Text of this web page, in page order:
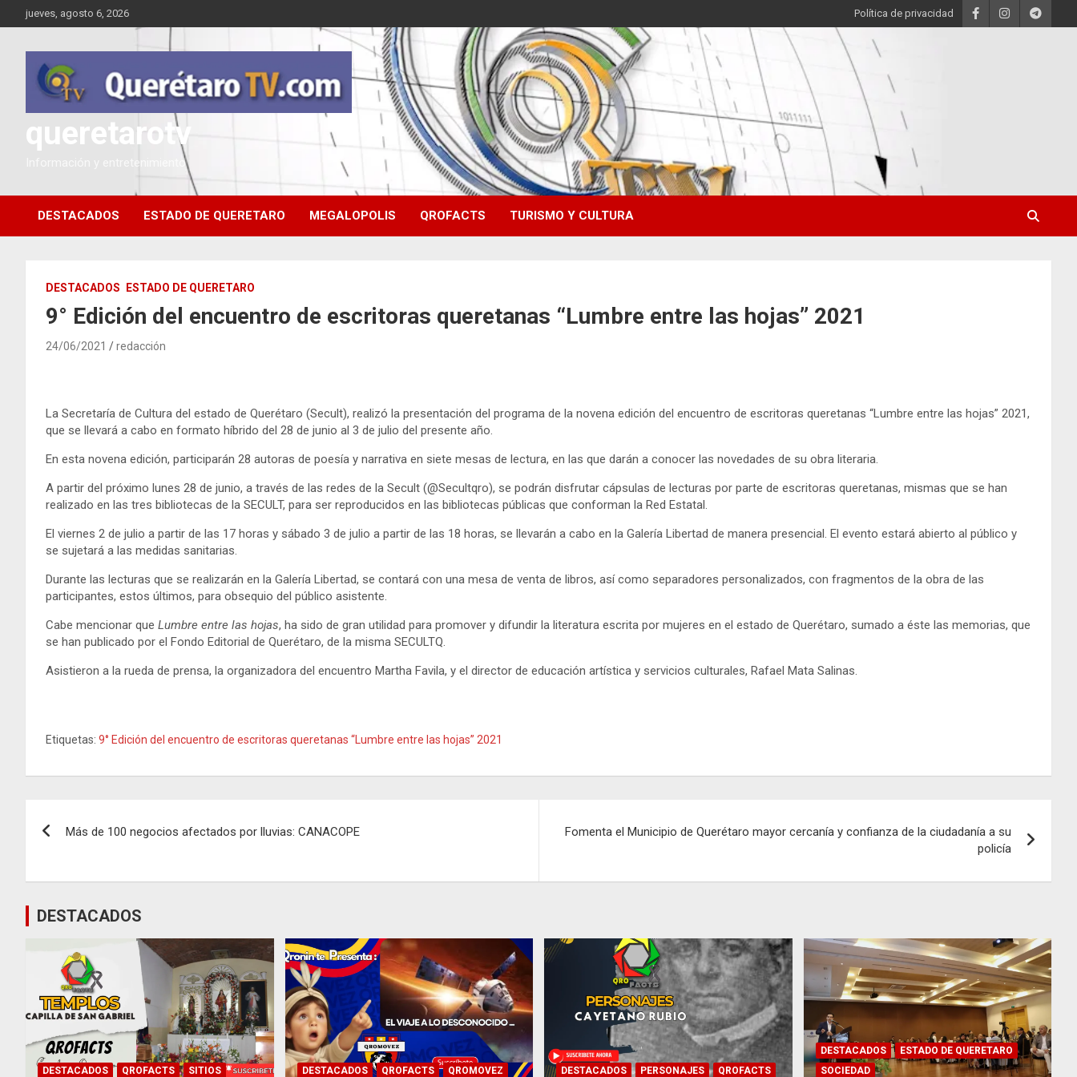
Saltar
al
jueves, agosto 6, 2026 Política de privacidad
queretarotv
Información y entretenimiento
DESTACADOS ESTADO DE QUERETARO MEGALOPOLIS QROFACTS TURISMO Y CULTURA
DESTACADOS ESTADO DE QUERETARO
9° Edición del encuentro de escritoras queretanas “Lumbre entre las hojas” 2021
24/06/2021 redacción
La Secretaría de Cultura del estado de Querétaro (Secult), realizó la presentación del programa de la novena edición del encuentro de escritoras queretanas “Lumbre entre las hojas” 2021,
que se llevará a cabo en formato híbrido del 28 de junio al 3 de julio del presente año.
En esta novena edición, participarán 28 autoras de poesía y narrativa en siete mesas de lectura, en las que darán a conocer las novedades de su obra literaria.
A partir del próximo lunes 28 de junio, a través de las redes de la Secult (@Secultqro), se podrán disfrutar cápsulas de lecturas por parte de escritoras queretanas, mismas que se han
realizado en las tres bibliotecas de la SECULT, para ser reproducidos en las bibliotecas públicas que conforman la Red Estatal.
El viernes 2 de julio a partir de las 17 horas y sábado 3 de julio a partir de las 18 horas, se llevarán a cabo en la Galería Libertad de manera presencial. El evento estará abierto al público y
se sujetará a las medidas sanitarias.
Durante las lecturas que se realizarán en la Galería Libertad, se contará con una mesa de venta de libros, así como separadores personalizados, con fragmentos de la obra de las
participantes, estos últimos, para obsequio del público asistente.
Cabe mencionar que Lumbre entre las hojas, ha sido de gran utilidad para promover y difundir la literatura escrita por mujeres en el estado de Querétaro, sumado a éste las memorias, que
se han publicado por el Fondo Editorial de Querétaro, de la misma SECULTQ.
Asistieron a la rueda de prensa, la organizadora del encuentro Martha Favila, y el director de educación artística y servicios culturales, Rafael Mata Salinas.
Etiquetas: 9° Edición del encuentro de escritoras queretanas “Lumbre entre las hojas” 2021
entradas
Más de 100 negocios afectados por lluvias: CANACOPE
Fomenta el Municipio de Querétaro mayor cercanía y confianza de la ciudadanía a su
policía
DESTACADOS
DESTACADOS QROFACTS SITIOS DESTACADOS QROFACTS QROMOVEZ DESTACADOS PERSONAJES QROFACTS
DESTACADOS
ESTADO DE QUERETARO
SOCIEDAD